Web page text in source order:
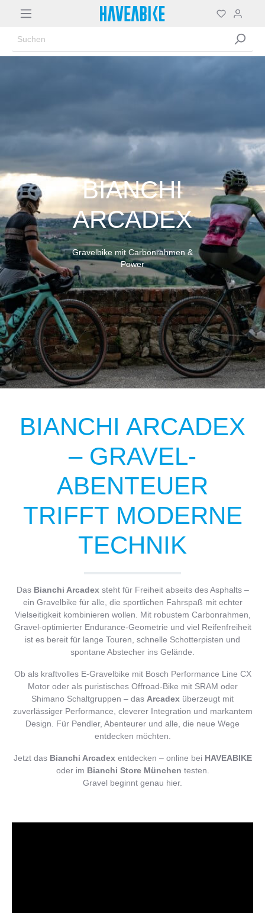
BIANCHI
ARCADEX
Gravelbike mit Carbonrahmen &
Power
BIANCHI ARCADEX
– GRAVEL-
ABENTEUER
TRIFFT MODERNE
TECHNIK
Das Bianchi Arcadexsteht für Freiheit abseits des Asphalts –
ein Gravelbike für alle, die sportlichen Fahrspaß mit echter
Vielseitigkeit kombinieren wollen. Mit robustem Carbonrahmen,
Gravel-optimierter Endurance-Geometrie und viel Reifenfreiheit
ist es bereit für lange Touren, schnelle Schotterpisten und
spontane Abstecher ins Gelände.
Ob als kraftvolles E-Gravelbike mit Bosch Performance Line CX
Motor oder als puristisches Offroad-Bike mit SRAM oder
Shimano Schaltgruppen – das Arcadex überzeugt mit
zuverlässiger Performance, cleverer Integration und markantem
Design. Für Pendler, Abenteurer und alle, die neue Wege
entdecken möchten.
Jetzt das Bianchi Arcadexentdecken – online bei HAVEABIKE
oder im Bianchi Store München testen.
Gravel beginnt genau hier.